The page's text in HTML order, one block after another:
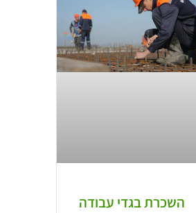
השכרת בגדי עבודה